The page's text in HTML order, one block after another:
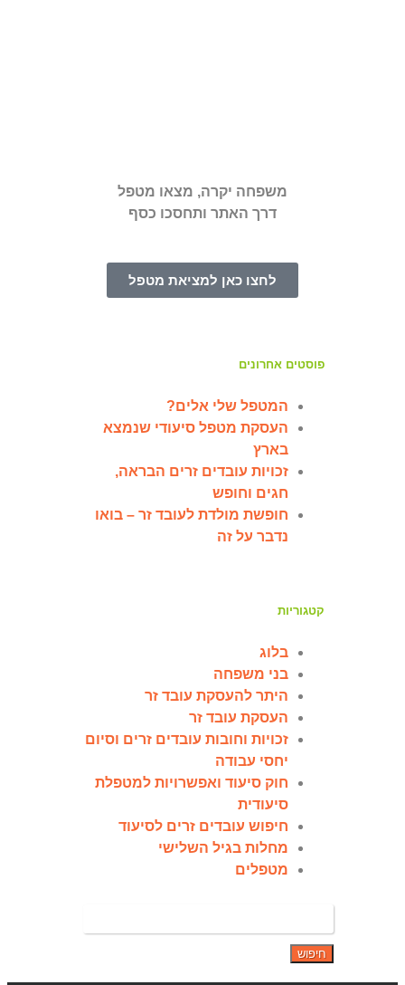
משפחה יקרה, מצאו מטפל
דרך האתר ותחסכו כסף
לחצו כאן למציאת מטפל
פוסטים אחרונים
המטפל שלי אלים?
העסקת מטפל סיעודי שנמצא
בארץ
זכויות עובדים זרים הבראה,
חגים וחופש
חופשת מולדת לעובד זר – בואו
נדבר על זה
קטגוריות
בלוג
בני משפחה
היתר להעסקת עובד זר
העסקת עובד זר
זכויות וחובות עובדים זרים וסיום
יחסי עבודה
חוק סיעוד ואפשרויות למטפלת
סיעודית
חיפוש עובדים זרים לסיעוד
מחלות בגיל השלישי
מטפלים